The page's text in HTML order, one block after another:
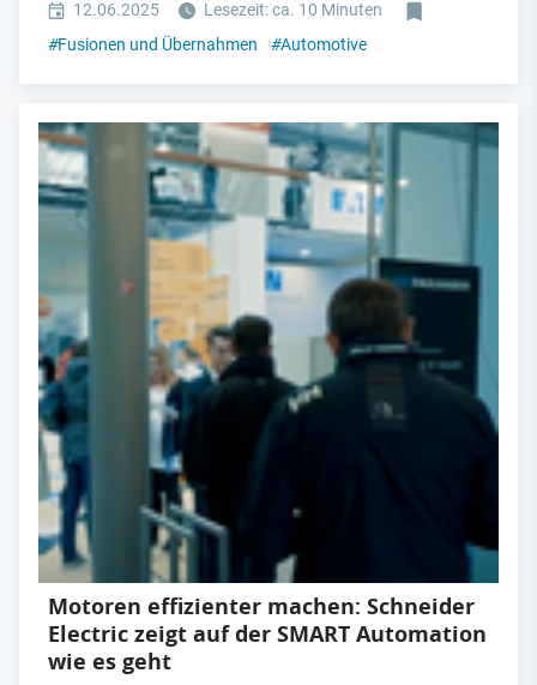
12.06.2025
Lesezeit: ca. 10 Minuten
#Fusionen und Übernahmen #Automotive
Motoren effizienter machen: Schneider
Electric zeigt auf der SMART Automation
wie es geht